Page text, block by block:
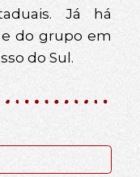
Já há
do grupo em
do Sul.